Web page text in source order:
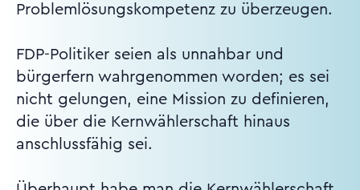
Problemlösungskompetenz zu überzeugen.
FDP-Politiker seien als unnahbar und
bürgerfern wahrgenommen worden; es sei
nicht gelungen, eine Mission zu definieren,
die über die Kernwählerschaft hinaus
anschlussfähig sei.